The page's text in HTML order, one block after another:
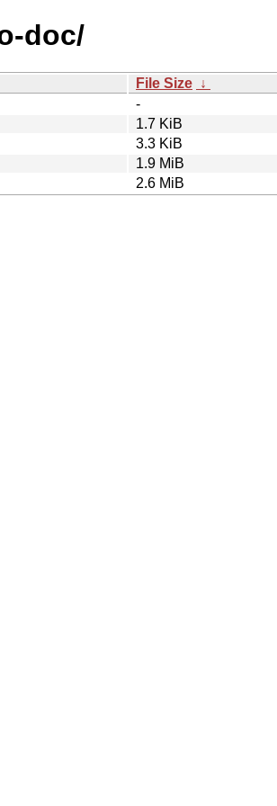
doc/
File Size ↓
-
1.7 KiB
3.3 KiB
1.9 MiB
2.6 MiB